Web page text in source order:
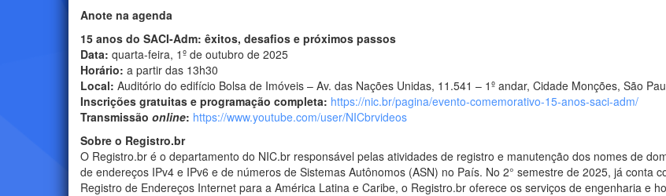
Anote na agenda
15 anos do SACI-Adm: êxitos, desafios e próximos passos
Data: quarta-feira, 1º de outubro de 2025
Horário: a partir das 13h30
Local: Auditório do edifício Bolsa de Imóveis – Av. das Nações Unidas, 11.541 – 1º andar, Cidade Monções, São
Inscrições gratuitas e programação completa: https://nic.br/pagina/evento-comemorativo-15-anos-saci-adm/
Transmissão online: https://www.youtube.com/user/NICbrvideos
Sobre o Registro.br
O Registro.br é o departamento do NIC.br responsável pelas atividades de registro e manutenção dos nomes de
de endereços IPv4 e IPv6 e de números de Sistemas Autônomos (ASN) no País. No 2° semestre de 2025, já conta
Registro de Endereços Internet para a América Latina e Caribe, o Registro.br oferece os serviços de engenharia e